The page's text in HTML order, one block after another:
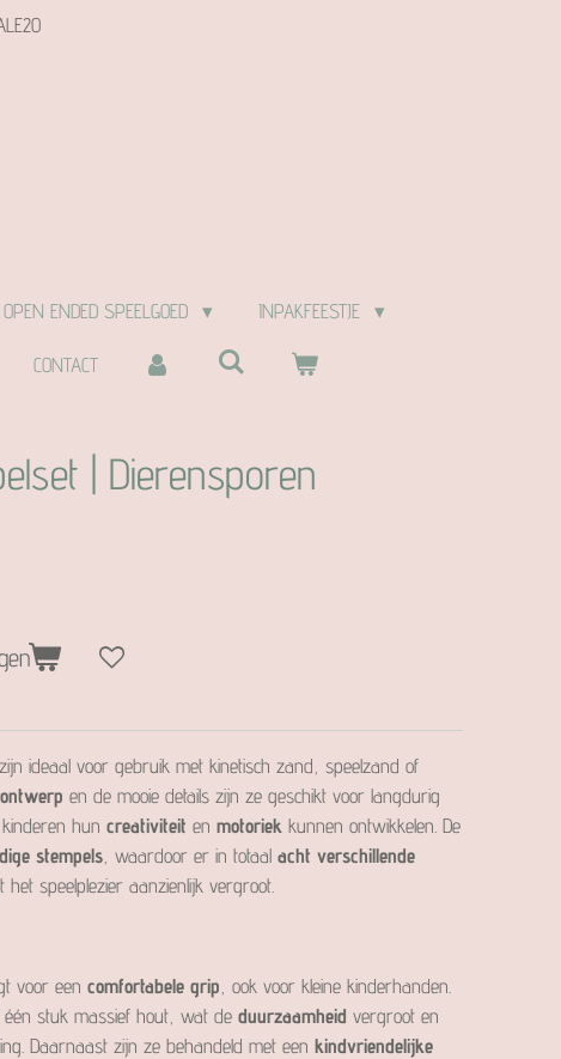
OPEN ENDED SPEELGOED INPAKFEESTJE
CONTACT
| Dierensporen
ideaal voor gebruik met kinetisch zand, speelzand of
en de mooie details zijn ze geschikt voor langdurig
hun creativiteit en motoriek kunnen ontwikkelen. De
stempels , waardoor er in totaal acht verschillende
speelplezier aanzienlijk vergroot.
voor een comfortabele grip , ook voor kleine kinderhanden.
stuk massief hout, wat de duurzaamheid vergroot en
Daarnaast zijn ze behandeld met een kindvriendelijke